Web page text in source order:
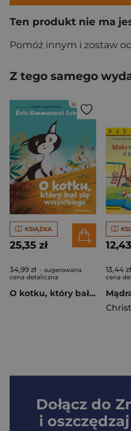
Ten produkt nie ma
Pomóż innym i zostaw
Z tego samego
KSIĄŻKA
25,35 zł
34,99 zł - sugerowana
cena detaliczna
O kotku, który bał się wszystkiego
13,44 zł
cena
Dołącz do
i